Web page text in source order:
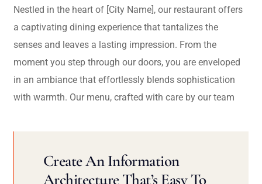
Nestled in the heart of [City Name], our restaurant offers
a captivating dining experience that tantalizes the
senses and leaves a lasting impression. From the
moment you step through our doors, you are enveloped
in an ambiance that effortlessly blends sophistication
with warmth. Our menu, crafted with care by our team
Create An Information
Architecture That’s Easy To